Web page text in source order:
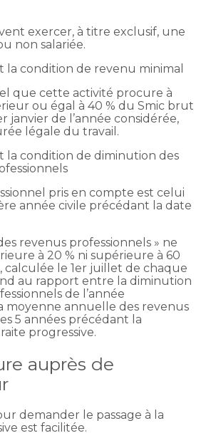
exercer, à titre exclusif, une
non salariée.
la condition de revenu minimal
que cette activité procure à
ou égal à 40 % du Smic brut
janvier de l’année considérée,
légale du travail.
la condition de diminution des
pris en compte est celui
année civile précédant la date
revenus professionnels » ne
à 20 % ni supérieure à 60
calculée le 1er juillet de chaque
au rapport entre la diminution
de l’année
moyenne annuelle des revenus
5 années précédant la
progressive.
auprès de
demander le passage à la
est facilitée.